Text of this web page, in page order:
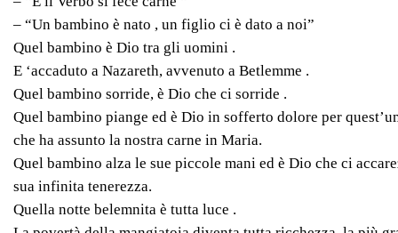
– “Un bambino è nato , un figlio ci è dato a noi”
Quel bambino è Dio tra gli uomini .
E ‘accaduto a Nazareth, avvenuto a Betlemme .
Quel bambino sorride, è Dio che ci sorride .
Quel bambino piange ed è Dio in sofferto dolore per
che ha assunto la nostra carne in Maria.
Quel bambino alza le sue piccole mani ed è Dio che ci
sua infinita tenerezza.
Quella notte belemnita è tutta luce .